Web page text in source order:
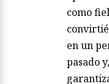
como
en un
pasado